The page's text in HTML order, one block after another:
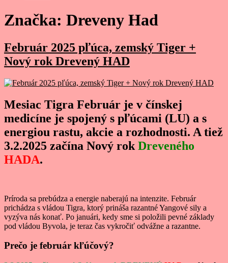
Značka: Dreveny Had
Február 2025 pľúca, zemský Tiger +
Nový rok Drevený HAD
Mesiac Tigra Február je v čínskej
medicíne je spojený s pľúcami (LU) a s
energiou rastu, akcie a rozhodnosti. A tiež
3.2.2025 začína Nový rok Dreveného
HADA.
Príroda sa prebúdza a energie naberajú na intenzite. Február
prichádza s vládou Tigra, ktorý prináša razantné Yangové sily a
vyzýva nás konať. Po januári, kedy sme si položili pevné základy
pod vládou Byvola, je teraz čas vykročiť odvážne a razantne.
Prečo je február kľúčový?